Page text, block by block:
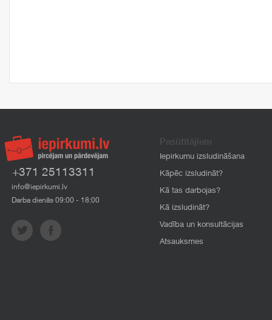
+371 25113311
info@iepirkumi.lv
Darba dienās 09:00 - 18:00
Pasūtītājiem
Iepirkumu izsludināšana
Kāpēc izsludināt?
Kā tas darbojas?
Kā izsludināt?
Vadība un konsultācijas
Atsauksmes